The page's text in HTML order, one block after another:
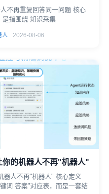
不再重复回答同一问题 核心
是指围绕 知识采集
人 2026-08-06
你的机器人不再"机器人"
器人不再"机器人" 核心定义
词 答案"对应表，而是一套结